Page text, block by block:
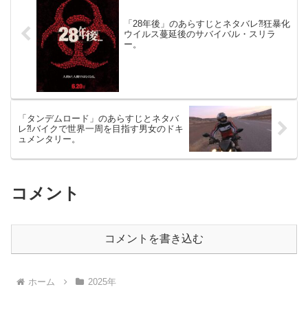
「28年後」のあらすじとネタバレ⁈狂暴化
ウイルス蔓延後のサバイバル・スリラ
ー。
「タンデムロード」のあらすじとネタバ
レ⁈バイクで世界一周を目指す男女のドキ
ュメンタリー。
コメント
コメントを書き込む
ホーム 2025年